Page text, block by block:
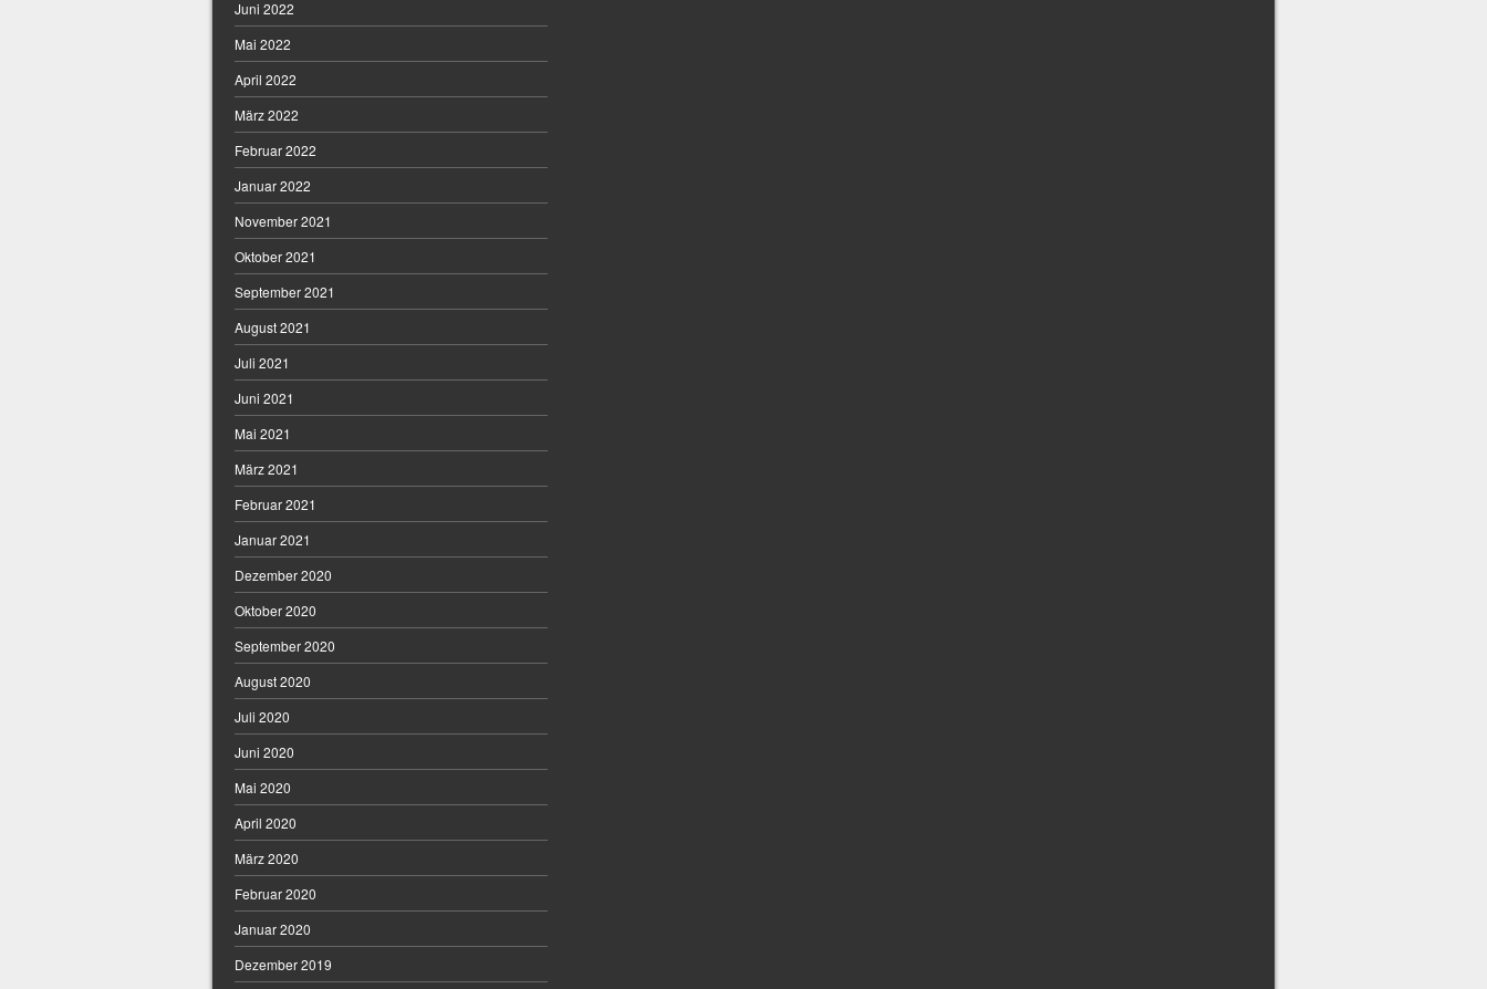
Juni 2022
Mai 2022
April 2022
März 2022
Februar 2022
Januar 2022
November 2021
Oktober 2021
September 2021
August 2021
Juli 2021
Juni 2021
Mai 2021
März 2021
Februar 2021
Januar 2021
Dezember 2020
Oktober 2020
September 2020
August 2020
Juli 2020
Juni 2020
Mai 2020
April 2020
März 2020
Februar 2020
Januar 2020
Dezember 2019